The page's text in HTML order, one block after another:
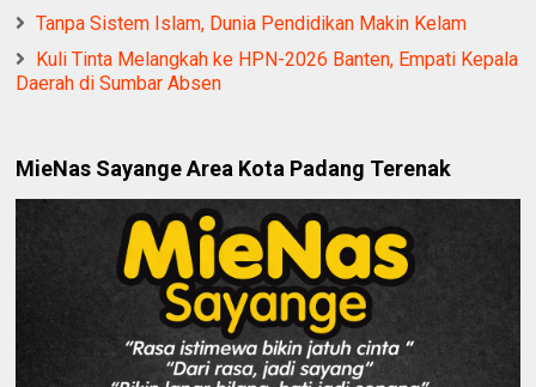
Tanpa Sistem Islam, Dunia Pendidikan Makin Kelam
Kuli Tinta Melangkah ke HPN-2026 Banten, Empati Kepala
Daerah di Sumbar Absen
MieNas Sayange Area Kota Padang Terenak